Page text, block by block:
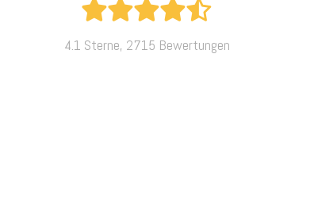
4.1 Sterne, 2715 Bewertungen